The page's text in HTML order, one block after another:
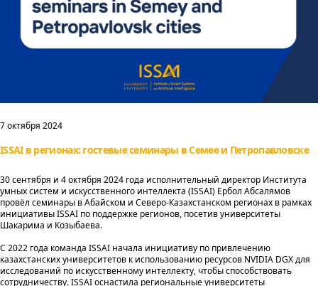
7 октября 2024
ISSAI в регионах: гостевые семинары в Семее и Петропавловске
30 сентября и 4 октября 2024 года исполнительный директор Института
умных систем и искусственного интеллекта (ISSAI) Ербол Абсалямов
провёл семинары в Абайском и Северо-Казахстанском регионах в рамках
инициативы ISSAI по поддержке регионов, посетив университеты
Шакарима и Козыбаева.
С 2022 года команда ISSAI начала инициативу по привлечению
казахстанских университетов к использованию ресурсов NVIDIA DGX для
исследований по искусственному интеллекту, чтобы способствовать
сотрудничеству. ISSAI оснастила региональные университеты